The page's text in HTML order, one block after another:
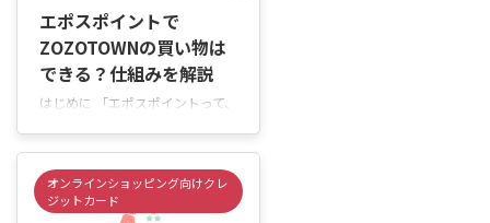
エポスポイントで
ZOZOTOWNの買い物は
できる？仕組みを解説
はじめに 「エポスポイントって、
やスニーカーをお得に購入した
い」と思っていませんか。 エポ
スポイントは、使い方を知ってお
オンラインショッピング向けクレ
ジットカード